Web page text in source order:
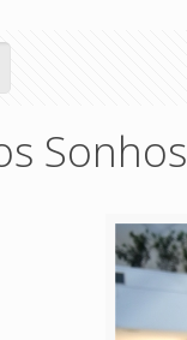
Sonhos